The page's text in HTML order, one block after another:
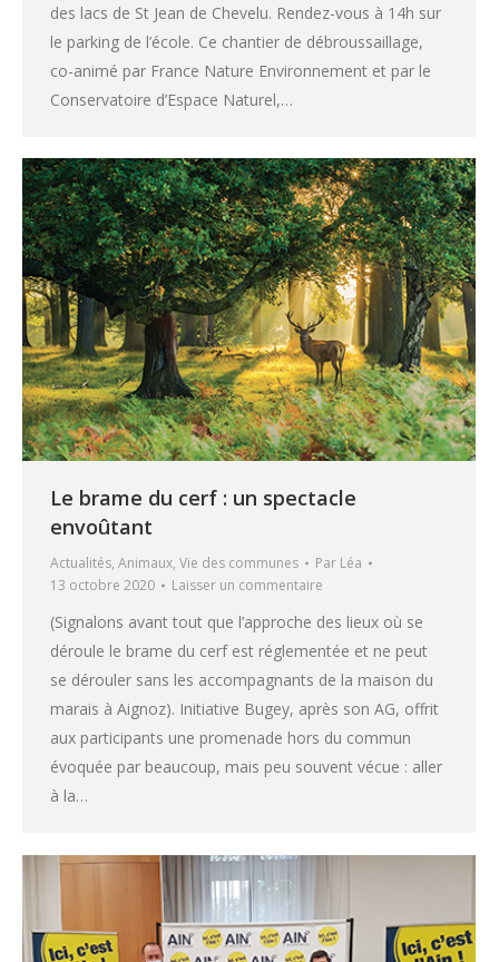
des lacs de St Jean de Chevelu. Rendez-vous à 14h sur
le parking de l’école. Ce chantier de débroussaillage,
co-animé par France Nature Environnement et par le
Conservatoire d’Espace Naturel,…
Le brame du cerf : un spectacle
envoûtant
Actualités, Animaux, Vie des communes Par Léa
13 octobre 2020
Laisser un commentaire
(Signalons avant tout que l’approche des lieux où se
déroule le brame du cerf est réglementée et ne peut
se dérouler sans les accompagnants de la maison du
marais à Aignoz). Initiative Bugey, après son AG, offrit
aux participants une promenade hors du commun
évoquée par beaucoup, mais peu souvent vécue : aller
à la…